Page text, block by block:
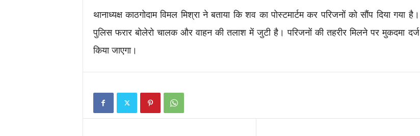
थानाध्यक्ष काठगोदाम विमल मिश्रा ने बताया कि शव का पोस्टमार्टम कर परिजनों को सौंप दिया गया है।
पुलिस फरार बोलेरो चालक और वाहन की तलाश में जुटी है। परिजनों की तहरीर मिलने पर मुकदमा दर्ज
किया जाएगा।